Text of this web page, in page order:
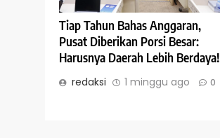
Tiap Tahun Bahas Anggaran,
Pusat Diberikan Porsi Besar:
Harusnya Daerah Lebih Berdaya!
redaksi 1 minggu ago 0